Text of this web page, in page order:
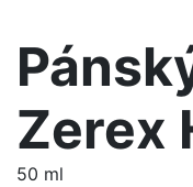
Zerex
50 ml